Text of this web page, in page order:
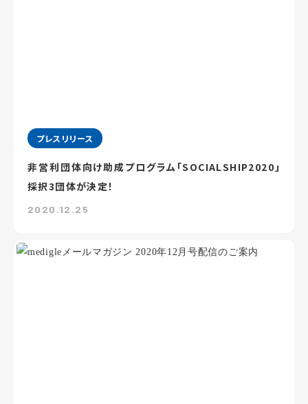
プレスリリース
非営利団体向け助成プログラム「SOCIALSHIP2020」
採択3団体が決定！
2020.12.25